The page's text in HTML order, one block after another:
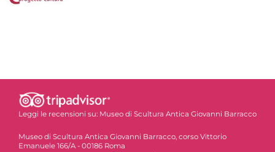
Leggi le recensioni su: Museo di Scultura Antica Giovanni Barracco
Museo di Scultura Antica Giovanni Barracco, corso Vittorio
Emanuele 166/A - 00186 Roma